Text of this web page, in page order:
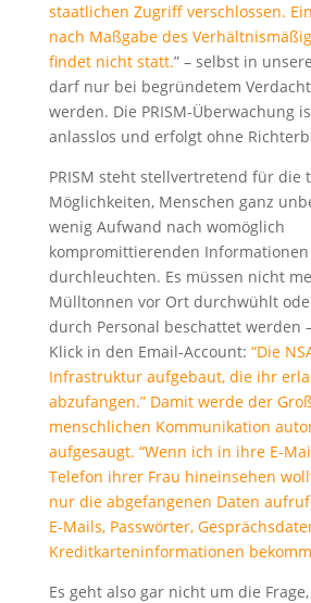
staatlichen Zugriff verschlossen.
nach Maßgabe des
findet nicht statt.” – selbst in
darf nur bei begründetem
werden. Die PRISM-Überwachung
anlasslos und erfolgt ohne
PRISM steht stellvertretend für die
Möglichkeiten, Menschen ganz
wenig Aufwand nach womöglich
kompromittierenden Informationen
durchleuchten. Es müssen nicht
Mülltonnen vor Ort durchwühlt
durch Personal beschattet werden
Klick in den Email-Account: “Die
Infrastruktur aufgebaut, die ihr
abzufangen.” Damit werde der
menschlichen Kommunikation
aufgesaugt. “Wenn ich in ihre E-
Telefon ihrer Frau hineinsehen
nur die abgefangenen Daten
E-Mails, Passwörter,
Kreditkarteninformationen
Es geht also gar nicht um die